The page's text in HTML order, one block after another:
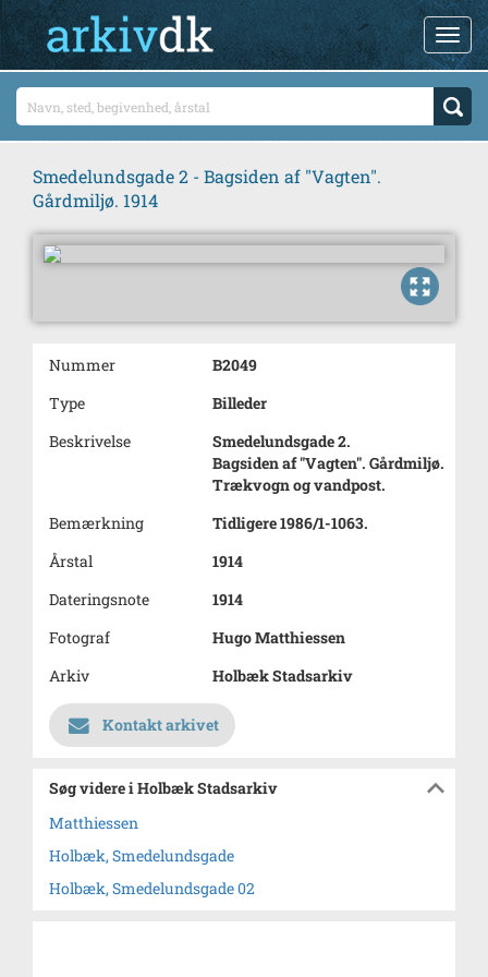
Smedelundsgade 2 - Bagsiden af "Vagten".
Gårdmiljø. 1914
Nummer
B2049
Type
Billeder
Beskrivelse
Smedelundsgade 2.
Bagsiden af "Vagten". Gårdmiljø.
Trækvogn og vandpost.
Bemærkning
Tidligere 1986/1-1063.
Årstal
1914
Dateringsnote
1914
Fotograf
Hugo Matthiessen
Arkiv
Holbæk Stadsarkiv
Kontakt arkivet
Søg videre i Holbæk Stadsarkiv
Matthiessen
Holbæk, Smedelundsgade
Holbæk, Smedelundsgade 02